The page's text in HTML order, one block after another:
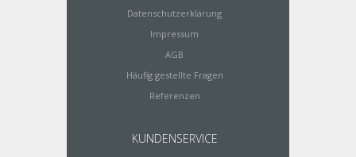
Datenschutzerklärung
Impressum
AGB
Häufig gestellte Fragen
Referenzen
KUNDENSERVICE